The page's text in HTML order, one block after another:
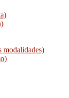
modalidades)